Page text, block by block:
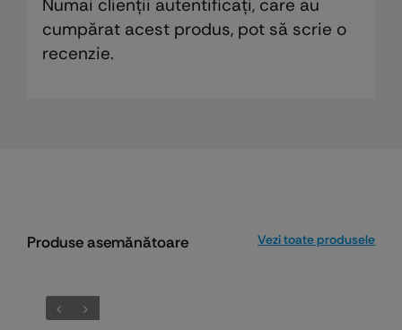
Numai clienții autentificați, care au
cumpărat acest produs, pot să scrie o
recenzie.
Produse asemănătoare Vezi toate produsele